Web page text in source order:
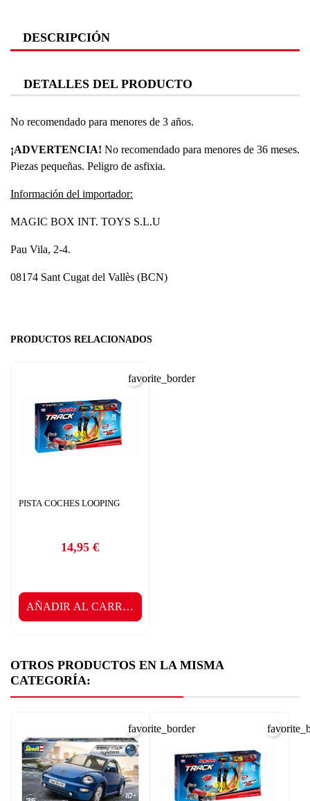
DESCRIPCIÓN
DETALLES DEL PRODUCTO
No recomendado para menores de 3 años.
¡ADVERTENCIA! No recomendado para menores de 36 meses.
Piezas pequeñas. Peligro de asfixia.
Información del importador:
MAGIC BOX INT. TOYS S.L.U
Pau Vila, 2-4.
08174 Sant Cugat del Vallès (BCN)
PRODUCTOS RELACIONADOS
PISTA COCHES LOOPING
Precio
14,95 €
AÑADIR AL CARRITO
favorite_border
OTROS PRODUCTOS EN LA MISMA
CATEGORÍA:
favorite_border